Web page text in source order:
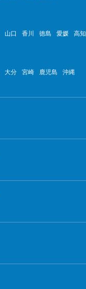
山口 香川 徳島 愛媛 高知
大分 宮崎 鹿児島 沖縄